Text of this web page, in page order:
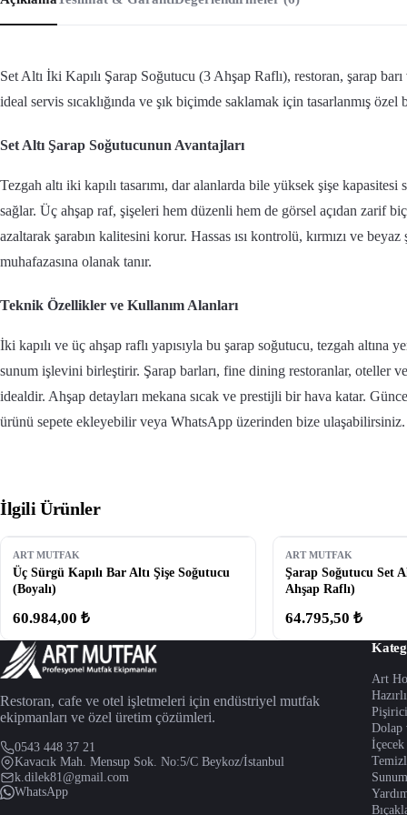
Set Altı İki Kapılı Şarap Soğutucu (3 Ahşap Raflı), restoran, şarap
ideal servis sıcaklığında ve şık biçimde saklamak için tasarlanmış özel
Set Altı Şarap Soğutucunun Avantajları
Tezgah altı iki kapılı tasarımı, dar alanlarda bile yüksek şişe kapasitesi
sağlar. Üç ahşap raf, şişeleri hem düzenli hem de görsel açıdan zarif
azaltarak şarabın kalitesini korur. Hassas ısı kontrolü, kırmızı ve beyaz
muhafazasına olanak tanır.
Teknik Özellikler ve Kullanım Alanları
İki kapılı ve üç ahşap raflı yapısıyla bu şarap soğutucu, tezgah altına
sunum işlevini birleştirir. Şarap barları, fine dining restoranlar, oteller
idealdir. Ahşap detayları mekana sıcak ve prestijli bir hava katar.
ürünü sepete ekleyebilir veya WhatsApp üzerinden bize ulaşabilirsiniz.
İlgili Ürünler
ART MUTFAK
Üç Sürgü Kapılı Bar Altı Şişe Soğutucu
(Boyalı)
60.984,00 ₺
ART MUTFAK
Şarap Soğutucu Set
Ahşap Raflı)
64.795,50 ₺
Restoran, cafe ve otel işletmeleri için endüstriyel mutfak
ekipmanları ve özel üretim çözümleri.
0543 448 37 21
Kavacık Mah. Mensup Sok. No:5/C Beykoz/İstanbul
k.dilek81@gmail.com
WhatsApp
Art
Dolap